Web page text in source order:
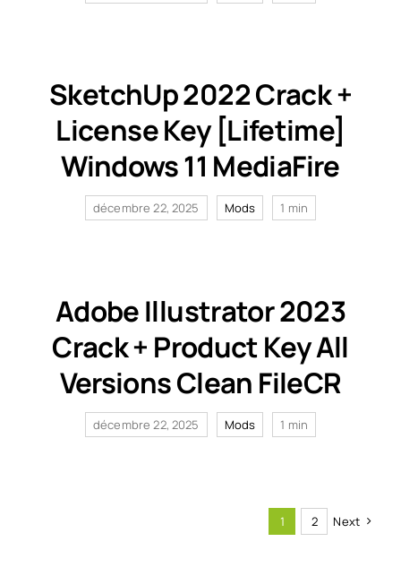
SketchUp 2022 Crack +
License Key [Lifetime]
Windows 11 MediaFire
décembre 22, 2025 Mods 1 min
Adobe Illustrator 2023
Crack + Product Key All
Versions Clean FileCR
décembre 22, 2025 Mods 1 min
1 2 Next